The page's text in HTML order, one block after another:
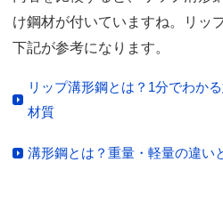
け鋼材が付いていますね。リッ
下記が参考になります。
リップ溝形鋼とは？1分でわか
材質
溝形鋼とは？重量・軽量の違い